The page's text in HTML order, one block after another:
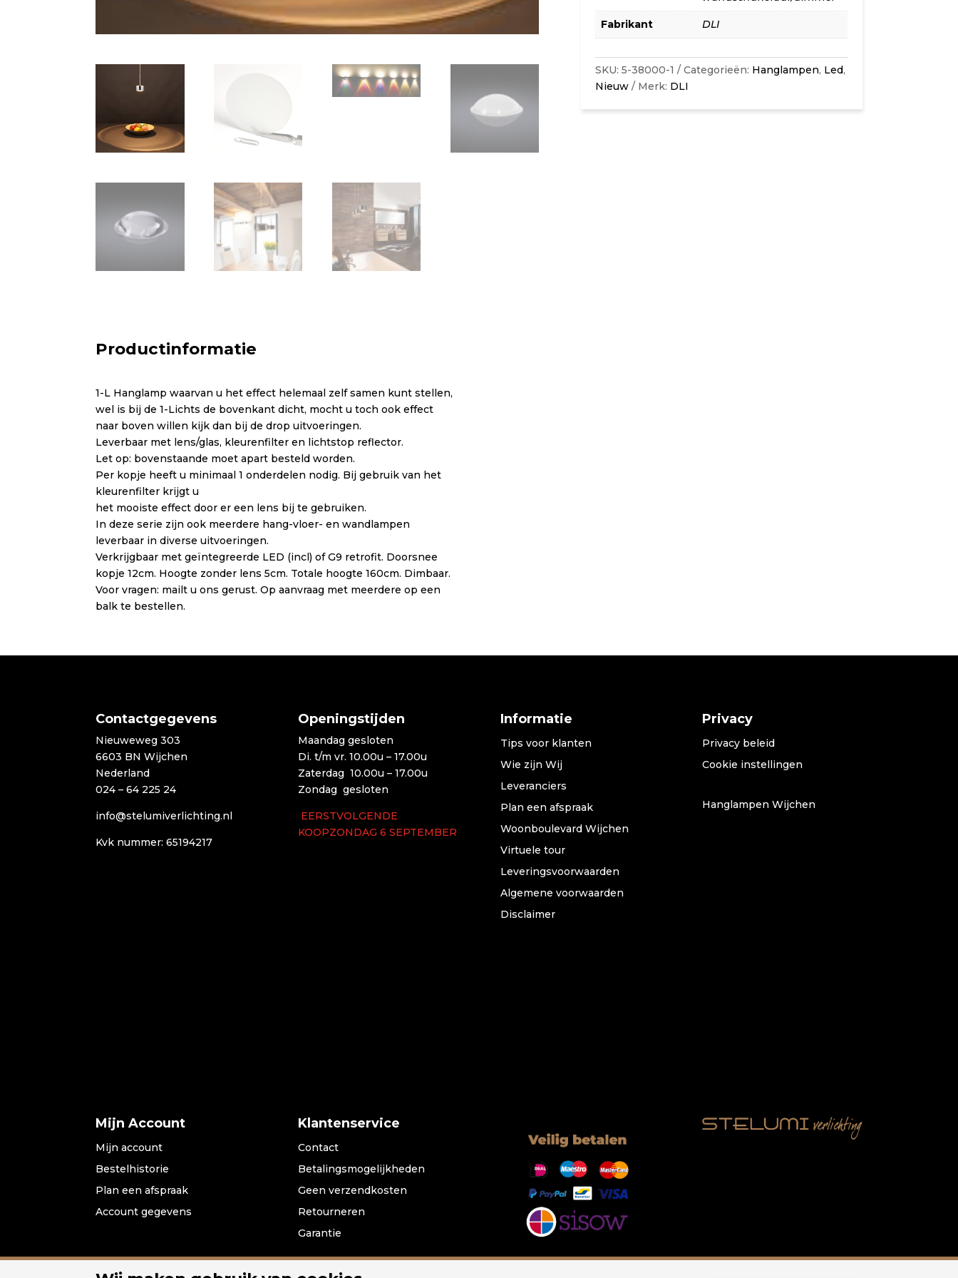
aantal
Fabrikant DLI
SKU: 5-38000-1 Categorieën: Hanglampen, Led,
Nieuw
Merk: DLI
Productinformatie
1-L Hanglamp waarvan u het effect helemaal zelf samen kunt stellen,
wel is bij de 1-Lichts de bovenkant dicht, mocht u toch ook effect
naar boven willen kijk dan bij de drop uitvoeringen.
Leverbaar met lens/glas, kleurenfilter en lichtstop reflector.
Let op: bovenstaande moet apart besteld worden.
Per kopje heeft u minimaal 1 onderdelen nodig. Bij gebruik van het
kleurenfilter krijgt u
het mooiste effect door er een lens bij te gebruiken.
In deze serie zijn ook meerdere hang-vloer- en wandlampen
leverbaar in diverse uitvoeringen.
Verkrijgbaar met geïntegreerde LED (incl) of G9 retrofit. Doorsnee
kopje 12cm. Hoogte zonder lens 5cm. Totale hoogte 160cm. Dimbaar.
Voor vragen: mailt u ons gerust. Op aanvraag met meerdere op een
balk te bestellen.
Contactgegevens
Nieuweweg 303
6603 BN Wijchen
Nederland
024 – 64 225 24
info@stelumiverlichting.nl
Kvk nummer: 65194217
Openingstijden
Maandag gesloten
Di. t/m vr. 10.00u – 17.00u
Zaterdag 10.00u – 17.00u
Zondag gesloten
EERSTVOLGENDE
KOOPZONDAG 6 SEPTEMBER
Informatie
Tips voor klanten
Wie zijn Wij
Leveranciers
Plan een afspraak
Woonboulevard Wijchen
Virtuele tour
Leveringsvoorwaarden
Algemene voorwaarden
Disclaimer
Privacy
Privacy beleid
Cookie instellingen
Hanglampen Wijchen
Mijn Account
Mijn account
Bestelhistorie
Plan een afspraak
Account gegevens
Klantenservice
Contact
Betalingsmogelijkheden
Geen verzendkosten
Retourneren
Garantie